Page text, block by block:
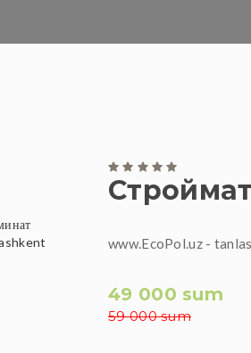
www.EcoPol.uz -
49 000 sum
59 000 sum